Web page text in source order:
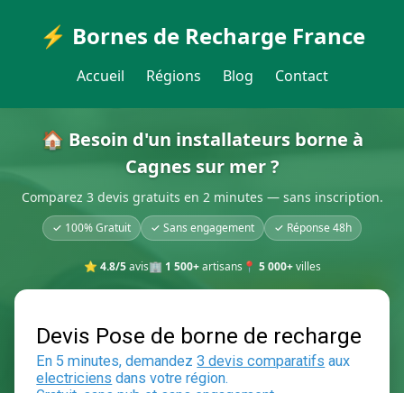
⚡ Bornes de Recharge France
Accueil Régions Blog Contact
🏠 Besoin d'un installateurs borne à
Cagnes sur mer ?
Comparez 3 devis gratuits en 2 minutes — sans inscription.
✓ 100% Gratuit ✓ Sans engagement ✓ Réponse 48h
⭐ 4.8/5avis🏢 1 500+artisans 📍 5 000+villes